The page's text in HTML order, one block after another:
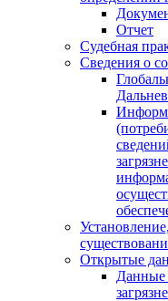
Отчет
Судебная
Сведения о
Открытые
Данные